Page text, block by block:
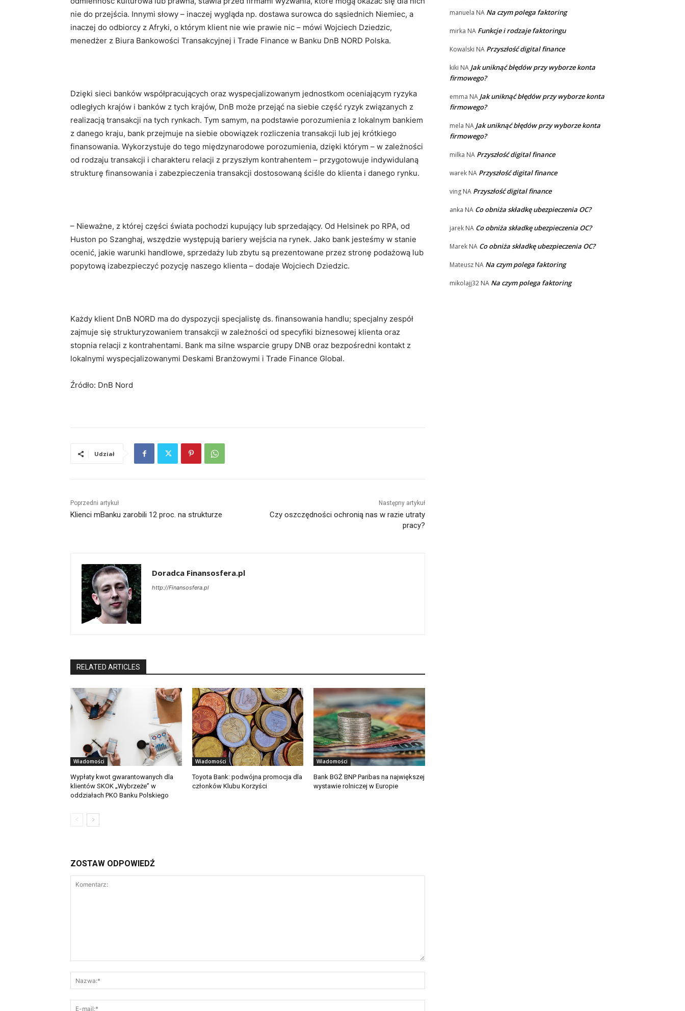
nie do przejścia. Innymi słowy – inaczej wygląda np. dostawa surowca do sąsiednich Niemiec, a
inaczej do odbiorcy z Afryki, o którym klient nie wie prawie nic – mówi Wojciech Dziedzic,
menedżer z Biura Bankowości Transakcyjnej i Trade Finance w Banku DnB NORD Polska.
Dzięki sieci banków współpracujących oraz wyspecjalizowanym jednostkom oceniającym ryzyka
odległych krajów i banków z tych krajów, DnB może przejąć na siebie część ryzyk związanych z
realizacją transakcji na tych rynkach. Tym samym, na podstawie porozumienia z lokalnym bankiem
z danego kraju, bank przejmuje na siebie obowiązek rozliczenia transakcji lub jej krótkiego
finansowania. Wykorzystuje do tego międzynarodowe porozumienia, dzięki którym – w zależności
od rodzaju transakcji i charakteru relacji z przyszłym kontrahentem – przygotowuje indywidulaną
strukturę finansowania i zabezpieczenia transakcji dostosowaną ściśle do klienta i danego rynku.
– Nieważne, z której części świata pochodzi kupujący lub sprzedający. Od Helsinek po RPA, od
Huston po Szanghaj, wszędzie występują bariery wejścia na rynek. Jako bank jesteśmy w stanie
ocenić, jakie warunki handlowe, sprzedaży lub zbytu są prezentowane przez stronę podażową lub
popytową izabezpieczyć pozycję naszego klienta – dodaje Wojciech Dziedzic.
Każdy klient DnB NORD ma do dyspozycji specjalistę ds. finansowania handlu; specjalny zespół
zajmuje się strukturyzowaniem transakcji w zależności od specyfiki biznesowej klienta oraz
stopnia relacji z kontrahentami. Bank ma silne wsparcie grupy DNB oraz bezpośredni kontakt z
lokalnymi wyspecjalizowanymi Deskami Branżowymi i Trade Finance Global.
Źródło: DnB Nord
Udział
Poprzedni artykuł
Klienci mBanku zarobili 12 proc. na strukturze
Następny artykuł
Czy oszczędności ochronią nas w razie utraty
pracy?
Doradca Finansosfera.pl
http://Finansosfera.pl
RELATED ARTICLES
Wiadomości
Wypłaty kwot gwarantowanych dla
klientów SKOK „Wybrzeże” w
oddziałach PKO Banku Polskiego
Wiadomości
Toyota Bank: podwójna promocja dla
członków Klubu Korzyści
Wiadomości
Bank BGŻ BNP Paribas na największej
wystawie rolniczej w Europie
ZOSTAW ODPOWIEDŹ
manuela NA Na czym polega faktoring
mirka NA Funkcje i rodzaje faktoringu
Kowalski NA Przyszłość digital finance
kiki NA Jak uniknąć błędów przy wyborze konta
firmowego?
emma NA Jak uniknąć błędów przy wyborze konta
firmowego?
mela NA Jak uniknąć błędów przy wyborze konta
firmowego?
milka NA Przyszłość digital finance
warek NA Przyszłość digital finance
ving NA Przyszłość digital finance
anka NA Co obniża składkę ubezpieczenia OC?
jarek NA Co obniża składkę ubezpieczenia OC?
Marek NA Co obniża składkę ubezpieczenia OC?
Mateusz NA Na czym polega faktoring
mikolajj32 NA Na czym polega faktoring